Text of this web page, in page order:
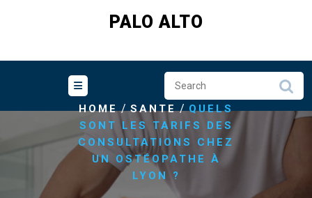
PALO ALTO
HOME/SANTE/QUELS
SONT LES TARIFS DES
CONSULTATIONS CHEZ
UN OSTÉOPATHE À
LYON ?